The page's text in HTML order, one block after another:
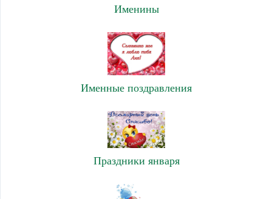
Именины
Именные поздравления
Праздники января